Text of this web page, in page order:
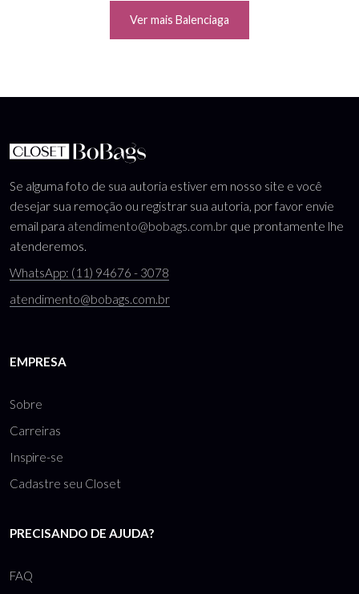
Ver mais Balenciaga
Se alguma foto de sua autoria estiver em nosso site e você
desejar sua remoção ou registrar sua autoria, por favor envie
email para atendimento@bobags.com.br que prontamente lhe
atenderemos.
WhatsApp: (11) 94676 - 3078
atendimento@bobags.com.br
EMPRESA
Sobre
Carreiras
Inspire-se
Cadastre seu Closet
PRECISANDO DE AJUDA?
FAQ